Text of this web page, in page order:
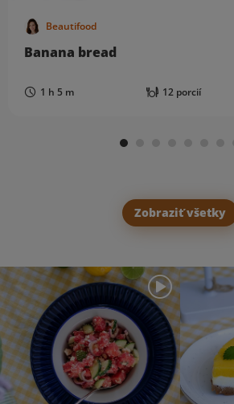
Beautifood
Banana bread
1 h 5 m 12 porcií
Zobraziť všetky